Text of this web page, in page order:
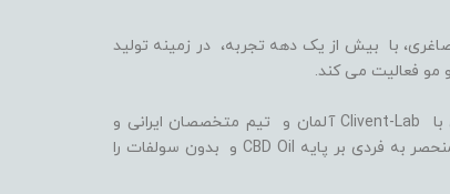
با بیش از یک دهه تجربه، در زمینه تولید
مو فعالیت می کند.
ما با بهره گیری از سلول های بنیادی گیاهی، همکاری با Clivent-Lab آلمان و تیم متخصصان ایرانی و
آلمانی در واحد تحقیق و توسعه (R&D)، فرمولاسیون منحصر به فردی بر پایه CBD Oil و بدون سولفات را